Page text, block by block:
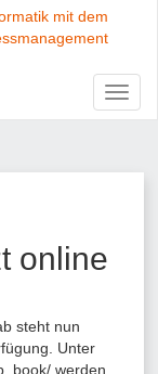
mit dem
online
steht nun
Unter
werden